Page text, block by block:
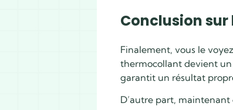
Conclusion
Finalement, vous le
thermocollant devient un
garantit un résultat
D’autre part, maintenant